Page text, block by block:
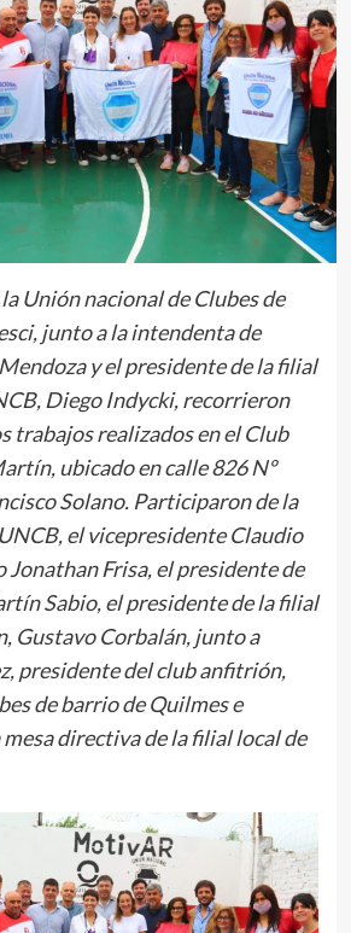
Unión nacional de Clubes de
junto a la intendenta de
y el presidente de la filial
Diego Indycki, recorrieron
trabajos realizados en el Club
ubicado en calle 826 Nº
Solano. Participaron de la
el vicepresidente Claudio
Jonathan Frisa, el presidente de
Sabio, el presidente de la filial
Gustavo Corbalán, junto a
presidente del club anfitrión,
de barrio de Quilmes e
directiva de la filial local de